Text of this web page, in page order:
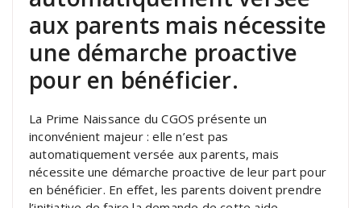
aux parents mais nécessite
une démarche proactive
pour en bénéficier.
La Prime Naissance du CGOS présente un
inconvénient majeur : elle n’est pas
automatiquement versée aux parents, mais
nécessite une démarche proactive de leur part pour
en bénéficier. En effet, les parents doivent prendre